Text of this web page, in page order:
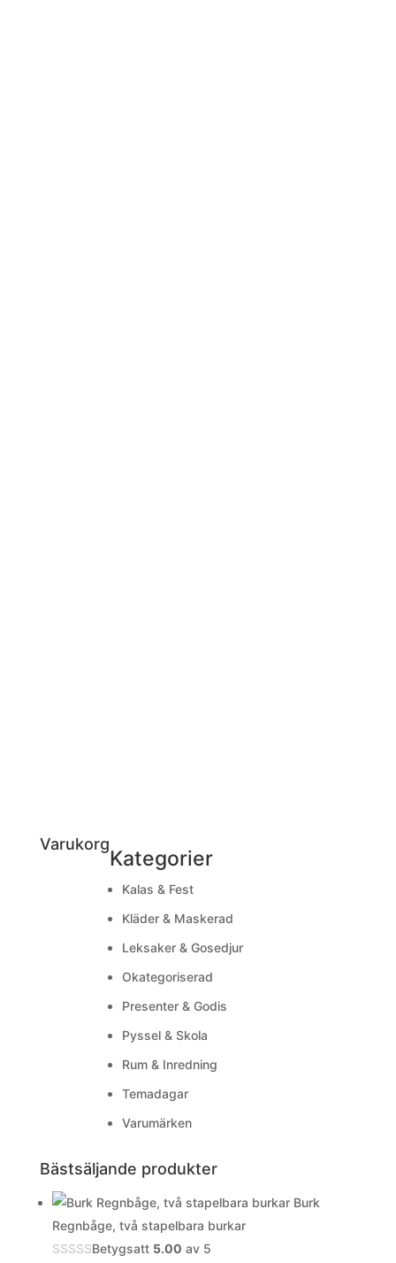
Varukorg
Kategorier
Kalas & Fest
Kläder & Maskerad
Leksaker & Gosedjur
Okategoriserad
Presenter & Godis
Pyssel & Skola
Rum & Inredning
Temadagar
Varumärken
Bästsäljande produkter
Burk
Regnbåge, två stapelbara burkar
Betygsatt 5.00 av 5